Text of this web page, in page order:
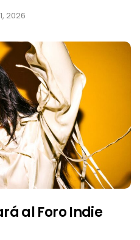
2026
al Foro Indie